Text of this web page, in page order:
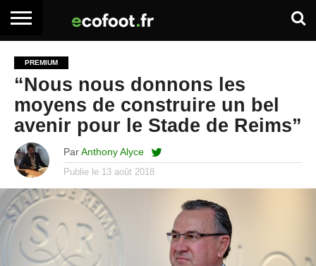
ARTICLES
PREMIUM
ADHÉSION
PREMIUM
SE
CONNECTER
EMPLOI
BOITE
À
OUTILS
PREMIUM
“Nous nous donnons les
moyens de construire un bel
avenir pour le Stade de Reims”
Par Anthony Alyce
Publie le 13 août 2018